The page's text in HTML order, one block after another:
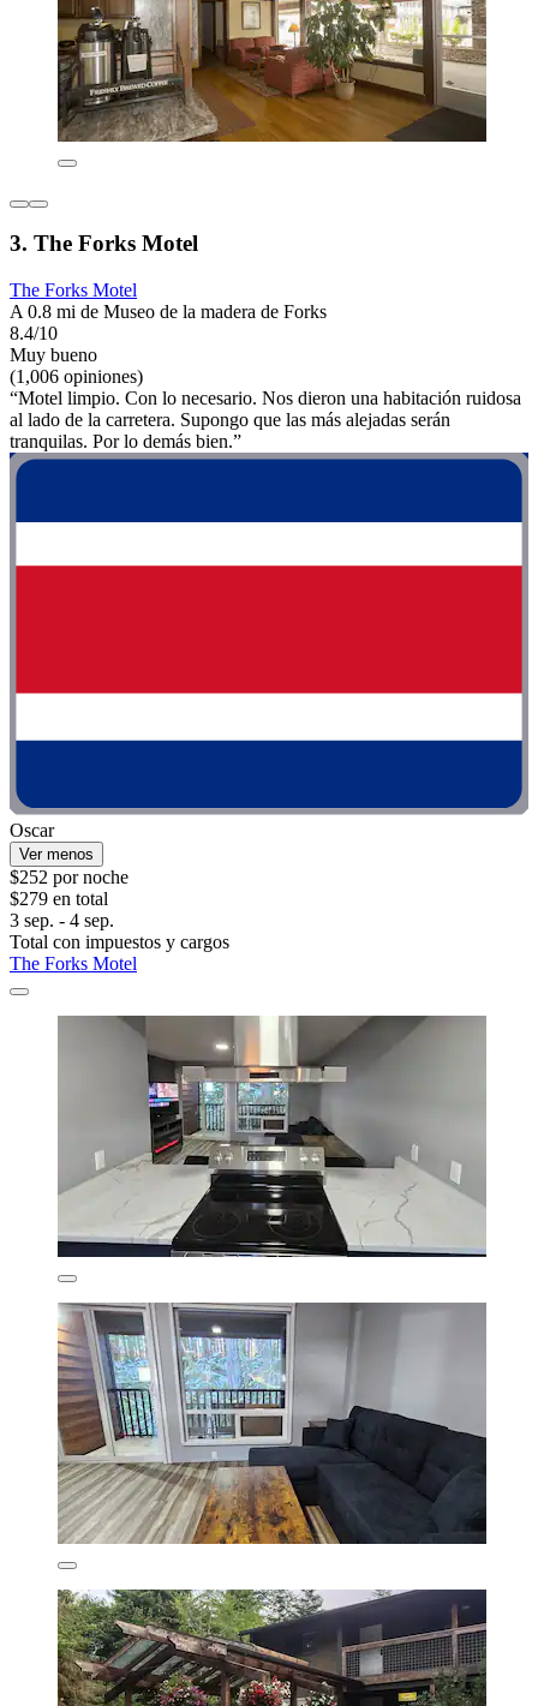
3. The Forks Motel
The Forks Motel
A 0.8 mi de Museo de la madera de Forks
8.4/10
Muy bueno
(1,006 opiniones)
“Motel limpio. Con lo necesario. Nos dieron una habitación ruidosa
al lado de la carretera. Supongo que las más alejadas serán
tranquilas. Por lo demás bien.”
Oscar
Ver menos
$252 por noche
$279 en total
3 sep. - 4 sep.
Total con impuestos y cargos
The Forks Motel